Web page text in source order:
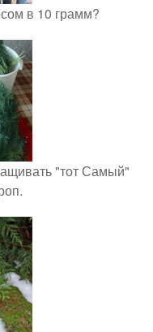
в 10 грамм?
"тот Самый"